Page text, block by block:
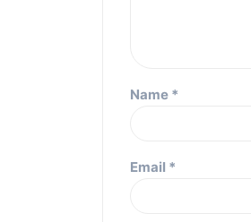
Name *
Email *